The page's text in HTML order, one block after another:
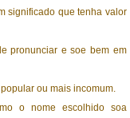
significado que tenha valor
pronunciar e soe bem em
ou mais incomum.
o nome escolhido soa